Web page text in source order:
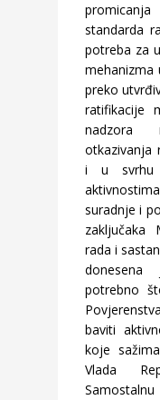
standarda
potreba za
mehanizma
preko
ratifikacije
nadzora
otkazivanja
i u svrhu
suradnje i
zaključaka
rada i
potrebno
baviti
koje
Vlada